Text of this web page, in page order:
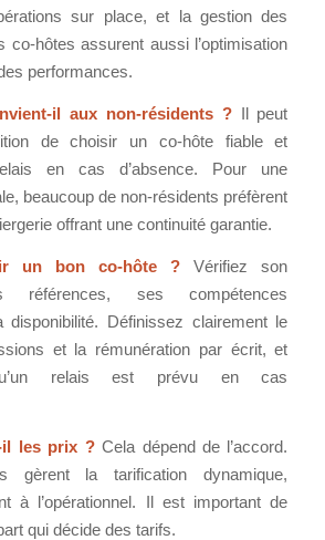
sur place, et la gestion des
co-hôtes assurent aussi l’optimisation
performances.
il aux non-résidents ?Il peut
de choisir un co-hôte fiable et
en cas d’absence. Pour une
beaucoup de non-résidents préfèrent
offrant une continuité garantie.
un bon co-hôte ? Vérifiez son
références, ses compétences
disponibilité. Définissez clairement le
et la rémunération par écrit, et
relais est prévu en cas
il les prix ?Cela dépend de l’accord.
gèrent la tarification dynamique,
à l’opérationnel. Il est important de
qui décide des tarifs.